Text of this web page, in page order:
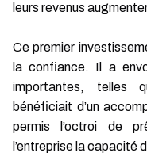
leurs revenus
Ce premier
la confiance. Il a
importantes, telles
bénéficiait d’un
permis l’octroi de
l’entreprise la capacité